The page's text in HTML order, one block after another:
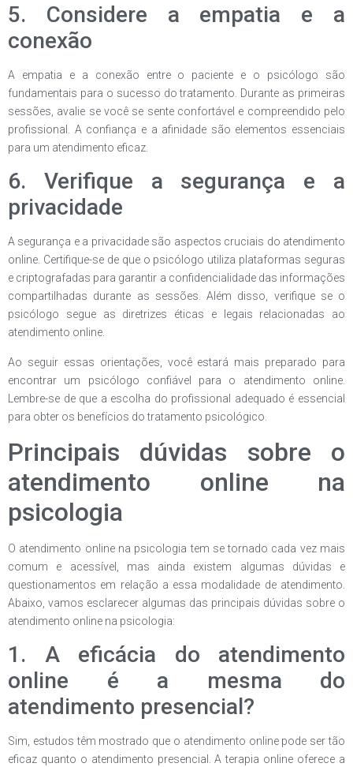
5. Considere a empatia e a
conexão
A empatia e a conexão entre o paciente e o psicólogo são
fundamentais para o sucesso do tratamento. Durante as primeiras
sessões, avalie se você se sente confortável e compreendido pelo
profissional. A confiança e a afinidade são elementos essenciais
para um atendimento eficaz.
6. Verifique a segurança e a
privacidade
A segurança e a privacidade são aspectos cruciais do atendimento
online. Certifique-se de que o psicólogo utiliza plataformas seguras
e criptografadas para garantir a confidencialidade das informações
compartilhadas durante as sessões. Além disso, verifique se o
psicólogo segue as diretrizes éticas e legais relacionadas ao
atendimento online.
Ao seguir essas orientações, você estará mais preparado para
encontrar um psicólogo confiável para o atendimento online.
Lembre-se de que a escolha do profissional adequado é essencial
para obter os benefícios do tratamento psicológico.
Principais dúvidas sobre o
atendimento online na
psicologia
O atendimento online na psicologia tem se tornado cada vez mais
comum e acessível, mas ainda existem algumas dúvidas e
questionamentos em relação a essa modalidade de atendimento.
Abaixo, vamos esclarecer algumas das principais dúvidas sobre o
atendimento online na psicologia:
1. A eficácia do atendimento
online é a mesma do
atendimento presencial?
Sim, estudos têm mostrado que o atendimento online pode ser tão
eficaz quanto o atendimento presencial. A terapia online oferece a